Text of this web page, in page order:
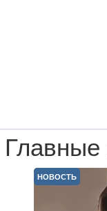
НОВОСТЬ